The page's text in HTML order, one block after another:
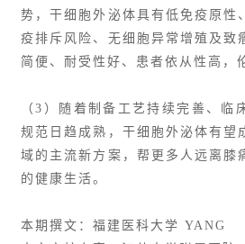
势，干细胞外泌体具有低免疫原性
疫排斥风险、无细胞异常增殖及致
简便、耐受性好、患者依从性高，
（3）随着制备工艺持续完善、临
规范日趋成熟，干细胞外泌体有望
域的主流新方案，帮更多人远离膝
的健康生活。
本期撰文：福建医科大学 YANG